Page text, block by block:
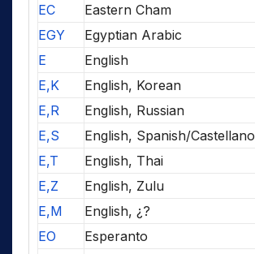
EC
Eastern Cham
EGY
Egyptian Arabic
E
English
E,K
English, Korean
E,R
English, Russian
E,S
English, Spanish/Castellano
E,T
English, Thai
E,Z
English, Zulu
E,M
English, ¿?
EO
Esperanto